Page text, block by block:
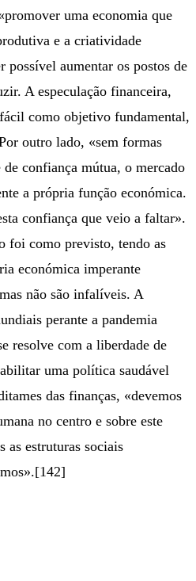
uma economia que
e a criatividade
possível aumentar os postos de
A especulação financeira,
como objetivo fundamental,
outro lado, «sem formas
confiança mútua, o mercado
a própria função económica.
confiança que veio a faltar».
foi como previsto, tendo as
económica imperante
não são infalíveis. A
perante a pandemia
resolve com a liberdade de
uma política saudável
das finanças, «devemos
no centro e sobre este
as estruturas sociais